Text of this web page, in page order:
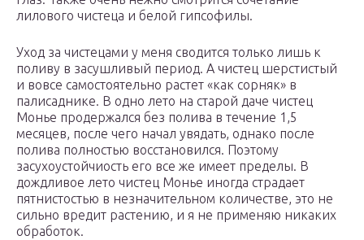
лилового чистеца и белой гипсофилы.
Уход за чистецами у меня сводится только лишь к
поливу в засушливый период. А чистец шерстистый
и вовсе самостоятельно растет «как сорняк» в
палисаднике. В одно лето на старой даче чистец
Монье продержался без полива в течение 1,5
месяцев, после чего начал увядать, однако после
полива полностью восстановился. Поэтому
засухоустойчиость его все же имеет пределы. В
дождливое лето чистец Монье иногда страдает
пятнистостью в незначительном количестве, это не
сильно вредит растению, и я не применяю никаких
обработок.